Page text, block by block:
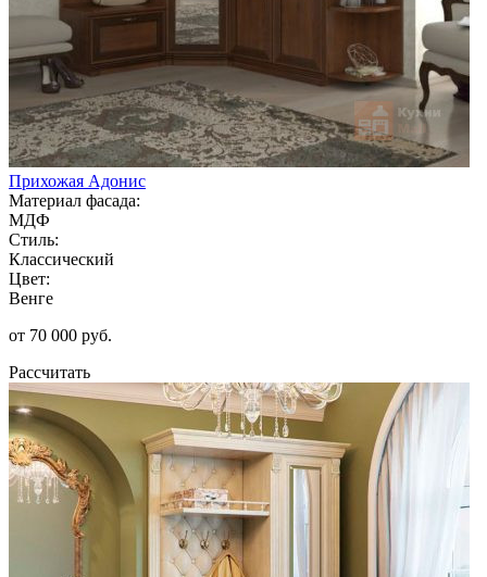
Прихожая Адонис
Материал фасада:
МДФ
Стиль:
Классический
Цвет:
Венге
от 70 000 руб.
Рассчитать